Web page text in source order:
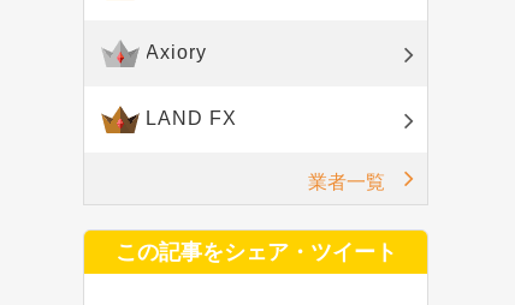
Axiory
LAND FX
業者一覧
この記事をシェア・ツイート